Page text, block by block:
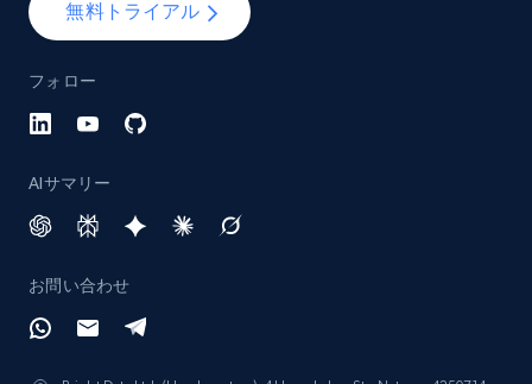
無料トライアル
フォロー
AIサマリー
お問い合わせ